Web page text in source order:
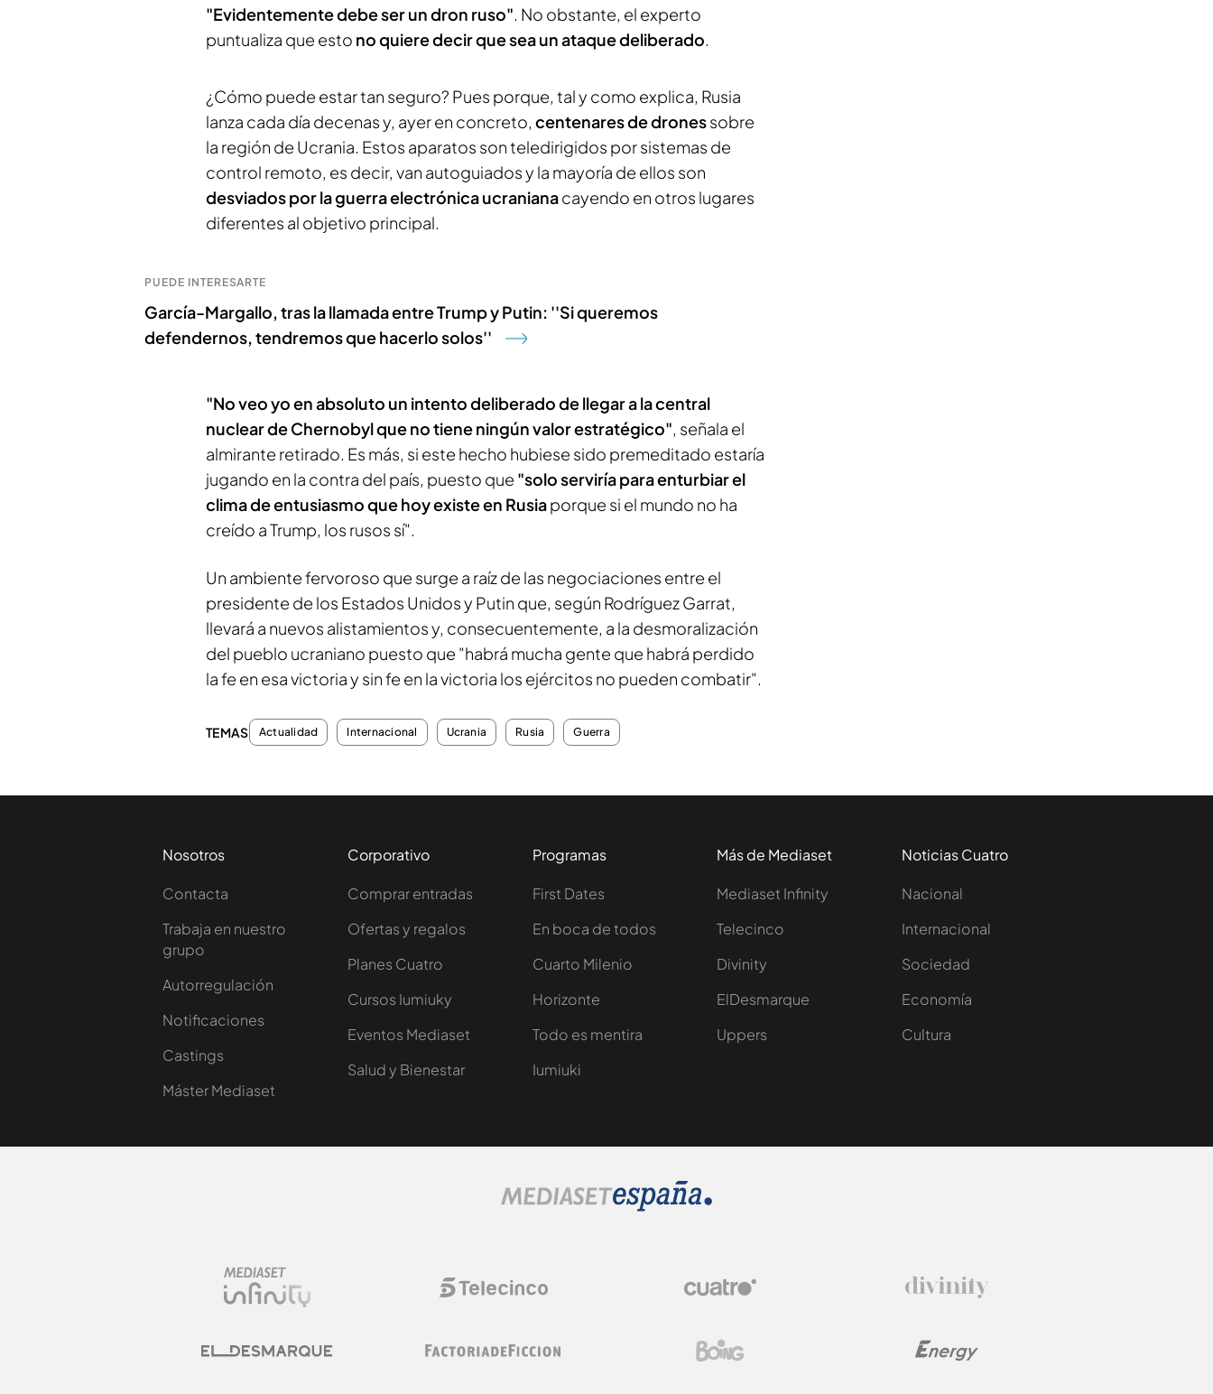
"Evidentemente debe ser un dron ruso". No obstante, el experto
puntualiza que esto no quiere decir que sea un ataque deliberado.
¿Cómo puede estar tan seguro? Pues porque, tal y como explica, Rusia
lanza cada día decenas y, ayer en concreto, centenares de dronessobre
la región de Ucrania. Estos aparatos son teledirigidos por sistemas de
control remoto, es decir, van autoguiados y la mayoría de ellos son
desviados por la guerra electrónica ucranianacayendo en otros lugares
diferentes al objetivo principal.
PUEDE INTERESARTE
García-Margallo, tras la llamada entre Trump y Putin: ''Si queremos
defendernos, tendremos que hacerlo solos''
"No veo yo en absoluto un intento deliberado de llegar a la central
nuclear de Chernobyl que no tiene ningún valor estratégico", señala el
almirante retirado. Es más, si este hecho hubiese sido premeditado estaría
jugando en la contra del país, puesto que "solo serviría para enturbiar el
clima de entusiasmo que hoy existe en Rusiaporque si el mundo no ha
creído a Trump, los rusos sí".
Un ambiente fervoroso que surge a raíz de las negociaciones entre el
presidente de los Estados Unidos y Putin que, según Rodríguez Garrat,
llevará a nuevos alistamientos y, consecuentemente, a la desmoralización
del pueblo ucraniano puesto que "habrá mucha gente que habrá perdido
la fe en esa victoria y sin fe en la victoria los ejércitos no pueden combatir".
TEMAS Actualidad Internacional Ucrania Rusia Guerra
Nosotros
Contacta
Trabaja en nuestro
grupo
Autorregulación
Notificaciones
Castings
Máster Mediaset
Corporativo
Comprar entradas
Ofertas y regalos
Planes Cuatro
Cursos Iumiuky
Eventos Mediaset
Salud y Bienestar
Programas
First Dates
En boca de todos
Cuarto Milenio
Horizonte
Todo es mentira
Iumiuki
Más de Mediaset
Mediaset Infinity
Telecinco
Divinity
ElDesmarque
Uppers
Noticias Cuatro
Nacional
Internacional
Sociedad
Economía
Cultura